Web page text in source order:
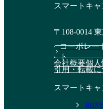
スマートキ
〒108-0014
コーポレー
ト
会社概要個
引用・転載
スマートキ